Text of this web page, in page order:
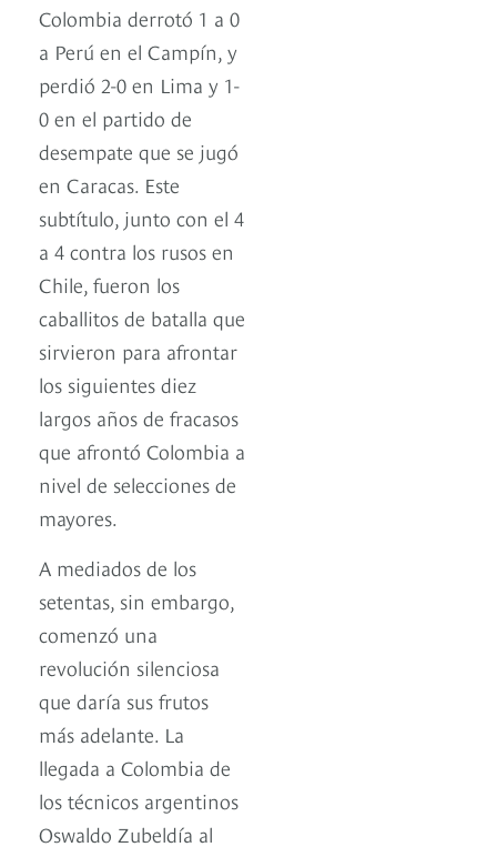
Colombia derrotó 1 a 0
a Perú en el Campín, y
perdió 2-0 en Lima y 1-
0 en el partido de
desempate que se jugó
en Caracas. Este
subtítulo, junto con el 4
a 4 contra los rusos en
Chile, fueron los
caballitos de batalla que
sirvieron para afrontar
los siguientes diez
largos años de fracasos
que afrontó Colombia a
nivel de selecciones de
mayores.
A mediados de los
setentas, sin embargo,
comenzó una
revolución silenciosa
que daría sus frutos
más adelante. La
llegada a Colombia de
los técnicos argentinos
Oswaldo Zubeldía al